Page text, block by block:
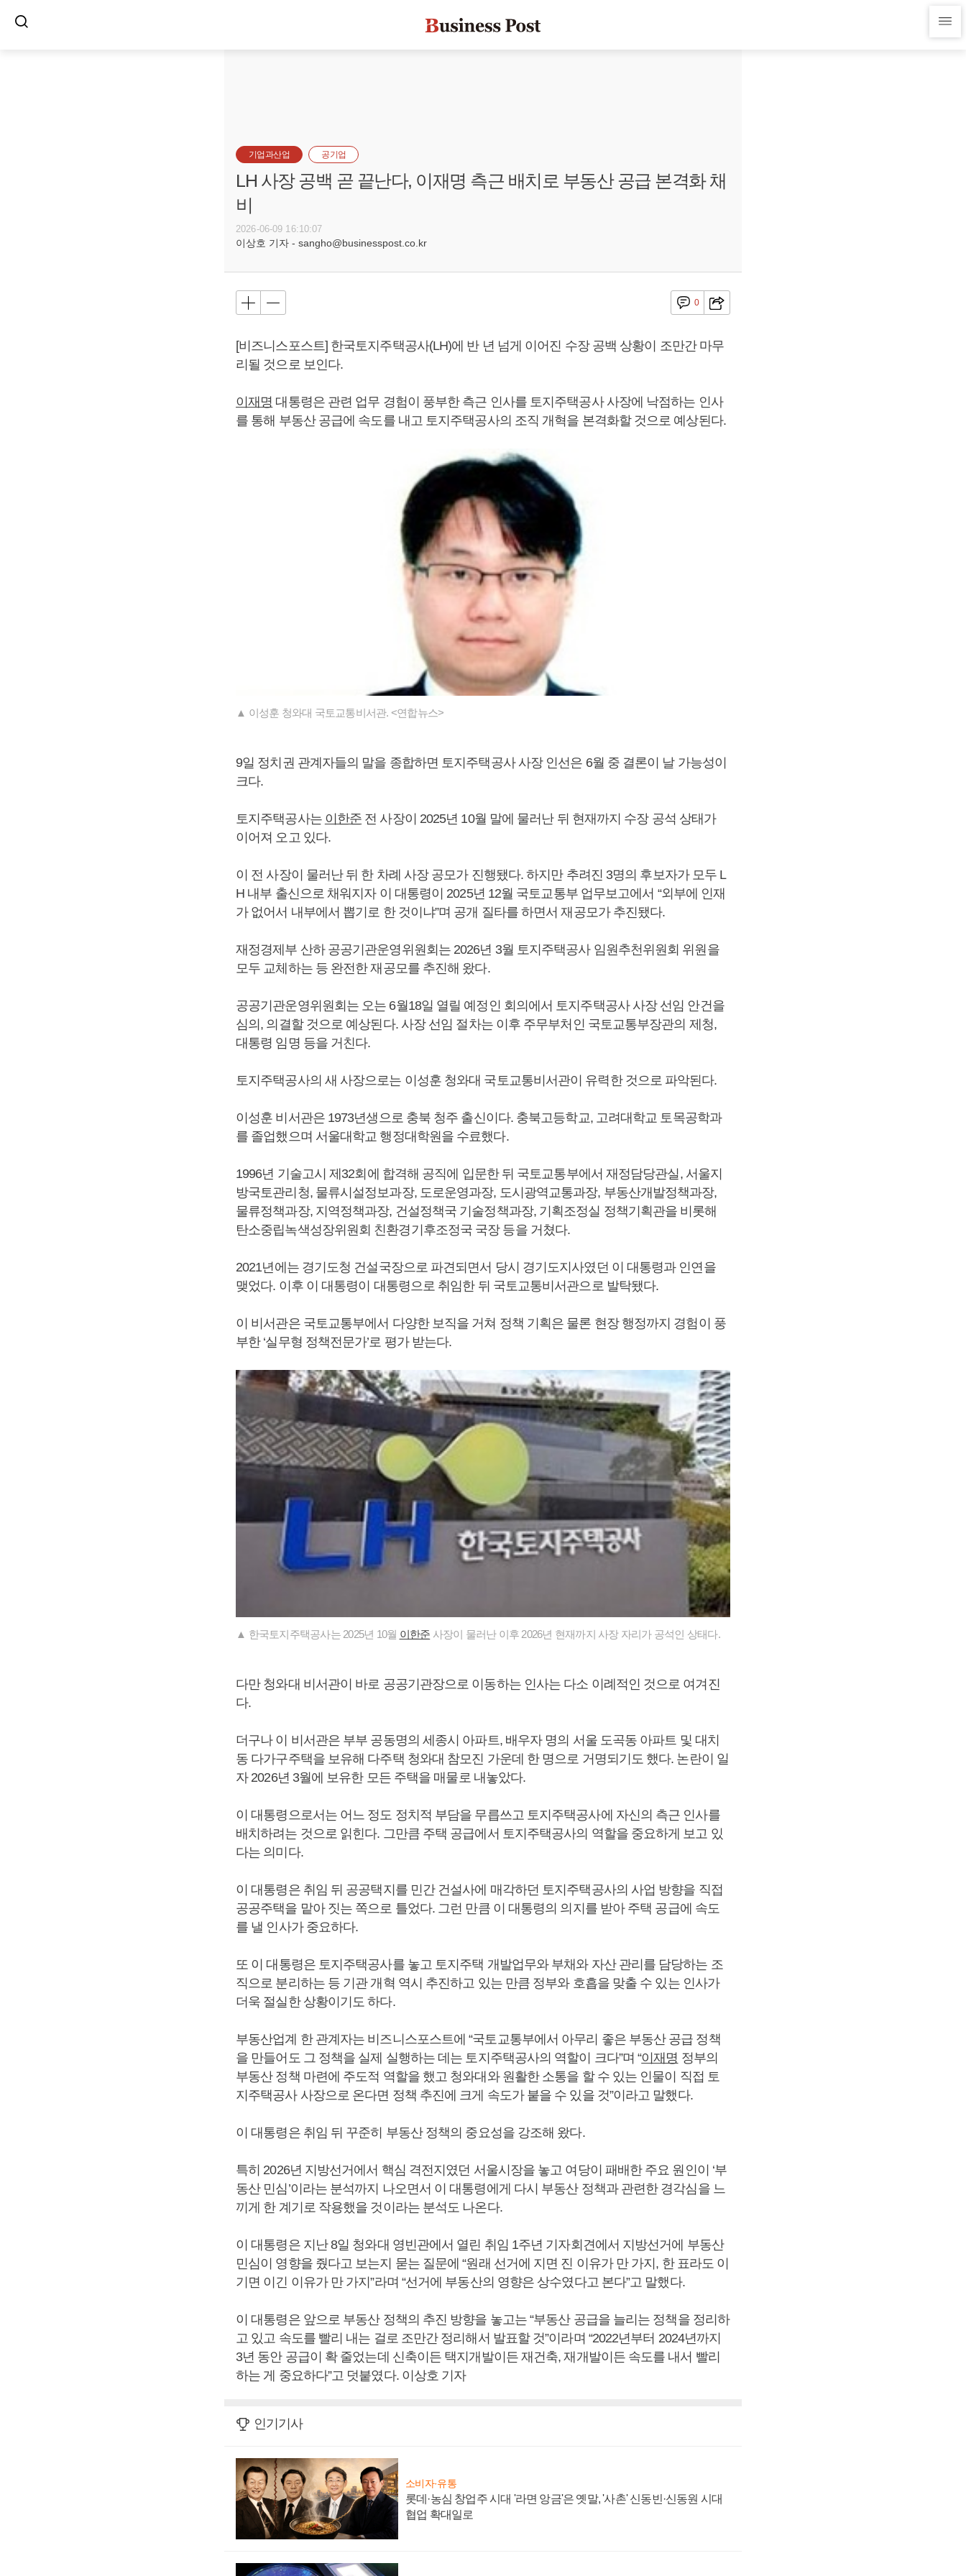
기업과산업 공기업
LH 사장 공백 곧 끝난다, 이재명 측근 배치로 부동산 공급 본격화 채
비
2026-06-09 16:10:07
이상호 기자 - sangho@businesspost.co.kr
0
[비즈니스포스트] 한국토지주택공사(LH)에 반 년 넘게 이어진 수장 공백 상황이 조만간 마무
리될 것으로 보인다.
이재명 대통령은 관련 업무 경험이 풍부한 측근 인사를 토지주택공사 사장에 낙점하는 인사
를 통해 부동산 공급에 속도를 내고 토지주택공사의 조직 개혁을 본격화할 것으로 예상된다.
▲ 이성훈 청와대 국토교통비서관. <연합뉴스>
9일 정치권 관계자들의 말을 종합하면 토지주택공사 사장 인선은 6월 중 결론이 날 가능성이
크다.
토지주택공사는 이한준 전 사장이 2025년 10월 말에 물러난 뒤 현재까지 수장 공석 상태가
이어져 오고 있다.
이 전 사장이 물러난 뒤 한 차례 사장 공모가 진행됐다. 하지만 추려진 3명의 후보자가 모두 L
H 내부 출신으로 채워지자 이 대통령이 2025년 12월 국토교통부 업무보고에서 “외부에 인재
가 없어서 내부에서 뽑기로 한 것이냐”며 공개 질타를 하면서 재공모가 추진됐다.
재정경제부 산하 공공기관운영위원회는 2026년 3월 토지주택공사 임원추천위원회 위원을
모두 교체하는 등 완전한 재공모를 추진해 왔다.
공공기관운영위원회는 오는 6월18일 열릴 예정인 회의에서 토지주택공사 사장 선임 안건을
심의, 의결할 것으로 예상된다. 사장 선임 절차는 이후 주무부처인 국토교통부장관의 제청,
대통령 임명 등을 거친다.
토지주택공사의 새 사장으로는 이성훈 청와대 국토교통비서관이 유력한 것으로 파악된다.
이성훈 비서관은 1973년생으로 충북 청주 출신이다. 충북고등학교, 고려대학교 토목공학과
를 졸업했으며 서울대학교 행정대학원을 수료했다.
1996년 기술고시 제32회에 합격해 공직에 입문한 뒤 국토교통부에서 재정담당관실, 서울지
방국토관리청, 물류시설정보과장, 도로운영과장, 도시광역교통과장, 부동산개발정책과장,
물류정책과장, 지역정책과장, 건설정책국 기술정책과장, 기획조정실 정책기획관을 비롯해
탄소중립녹색성장위원회 친환경기후조정국 국장 등을 거쳤다.
2021년에는 경기도청 건설국장으로 파견되면서 당시 경기도지사였던 이 대통령과 인연을
맺었다. 이후 이 대통령이 대통령으로 취임한 뒤 국토교통비서관으로 발탁됐다.
이 비서관은 국토교통부에서 다양한 보직을 거쳐 정책 기획은 물론 현장 행정까지 경험이 풍
부한 ‘실무형 정책전문가’로 평가 받는다.
▲ 한국토지주택공사는 2025년 10월 이한준 사장이 물러난 이후 2026년 현재까지 사장 자리가 공석인 상태다.
다만 청와대 비서관이 바로 공공기관장으로 이동하는 인사는 다소 이례적인 것으로 여겨진
다.
더구나 이 비서관은 부부 공동명의 세종시 아파트, 배우자 명의 서울 도곡동 아파트 및 대치
동 다가구주택을 보유해 다주택 청와대 참모진 가운데 한 명으로 거명되기도 했다. 논란이 일
자 2026년 3월에 보유한 모든 주택을 매물로 내놓았다.
이 대통령으로서는 어느 정도 정치적 부담을 무릅쓰고 토지주택공사에 자신의 측근 인사를
배치하려는 것으로 읽힌다. 그만큼 주택 공급에서 토지주택공사의 역할을 중요하게 보고 있
다는 의미다.
이 대통령은 취임 뒤 공공택지를 민간 건설사에 매각하던 토지주택공사의 사업 방향을 직접
공공주택을 맡아 짓는 쪽으로 틀었다. 그런 만큼 이 대통령의 의지를 받아 주택 공급에 속도
를 낼 인사가 중요하다.
또 이 대통령은 토지주택공사를 놓고 토지주택 개발업무와 부채와 자산 관리를 담당하는 조
직으로 분리하는 등 기관 개혁 역시 추진하고 있는 만큼 정부와 호흡을 맞출 수 있는 인사가
더욱 절실한 상황이기도 하다.
부동산업계 한 관계자는 비즈니스포스트에 “국토교통부에서 아무리 좋은 부동산 공급 정책
을 만들어도 그 정책을 실제 실행하는 데는 토지주택공사의 역할이 크다”며 “이재명 정부의
부동산 정책 마련에 주도적 역할을 했고 청와대와 원활한 소통을 할 수 있는 인물이 직접 토
지주택공사 사장으로 온다면 정책 추진에 크게 속도가 붙을 수 있을 것”이라고 말했다.
이 대통령은 취임 뒤 꾸준히 부동산 정책의 중요성을 강조해 왔다.
특히 2026년 지방선거에서 핵심 격전지였던 서울시장을 놓고 여당이 패배한 주요 원인이 ‘부
동산 민심’이라는 분석까지 나오면서 이 대통령에게 다시 부동산 정책과 관련한 경각심을 느
끼게 한 계기로 작용했을 것이라는 분석도 나온다.
이 대통령은 지난 8일 청와대 영빈관에서 열린 취임 1주년 기자회견에서 지방선거에 부동산
민심이 영향을 줬다고 보는지 묻는 질문에 “원래 선거에 지면 진 이유가 만 가지, 한 표라도 이
기면 이긴 이유가 만 가지”라며 “선거에 부동산의 영향은 상수였다고 본다”고 말했다.
이 대통령은 앞으로 부동산 정책의 추진 방향을 놓고는 “부동산 공급을 늘리는 정책을 정리하
고 있고 속도를 빨리 내는 걸로 조만간 정리해서 발표할 것”이라며 “2022년부터 2024년까지
3년 동안 공급이 확 줄었는데 신축이든 택지개발이든 재건축, 재개발이든 속도를 내서 빨리
하는 게 중요하다”고 덧붙였다. 이상호 기자
인기기사
소비자·유통
롯데·농심 창업주 시대 '라면 앙금'은 옛말, '사촌' 신동빈·신동원 시대
협업 확대일로